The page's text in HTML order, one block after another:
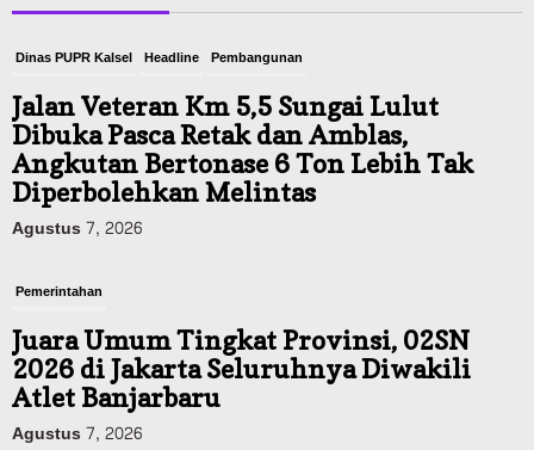
Dinas PUPR Kalsel Headline Pembangunan
Jalan Veteran Km 5,5 Sungai Lulut
Dibuka Pasca Retak dan Amblas,
Angkutan Bertonase 6 Ton Lebih Tak
Diperbolehkan Melintas
Agustus 7, 2026
Pemerintahan
Juara Umum Tingkat Provinsi, 02SN
2026 di Jakarta Seluruhnya Diwakili
Atlet Banjarbaru
Agustus 7, 2026